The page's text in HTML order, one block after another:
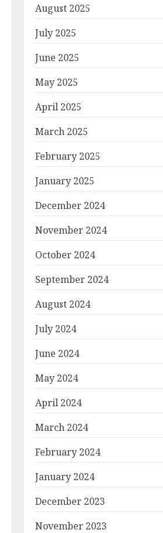
August 2025
July 2025
June 2025
May 2025
April 2025
March 2025
February 2025
January 2025
December 2024
November 2024
October 2024
September 2024
August 2024
July 2024
June 2024
May 2024
April 2024
March 2024
February 2024
January 2024
December 2023
November 2023